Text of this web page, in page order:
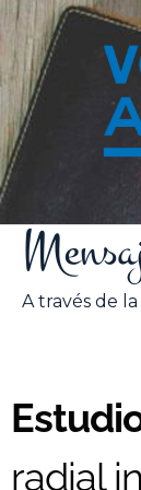
contenido
A través de
radial